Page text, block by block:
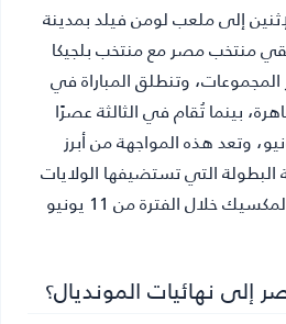
إلى ملعب لومن فيلد بمدينة
منتخب مصر مع منتخب بلجيكا
وتنطلق المباراة في
بينما تُقام في الثالثة عصرًا
سياتل يوم 15 يونيو، وتعد هذه المواجهة من أبرز
التي تستضيفها الولايات
المتحدة الأمريكية وكندا والمكسيك خلال الفترة من 11 يونيو
نهائيات المونديال؟